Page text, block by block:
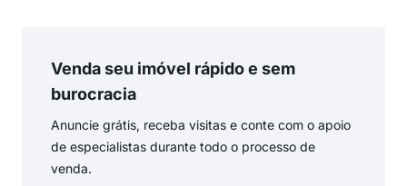
Venda seu imóvel rápido e sem
burocracia
Anuncie grátis, receba visitas e conte com o apoio
de especialistas durante todo o processo de
venda.